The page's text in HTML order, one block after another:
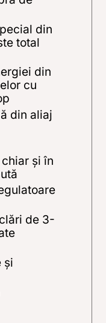
din
total
din
cu
din aliaj
şi în
de 3-
şi